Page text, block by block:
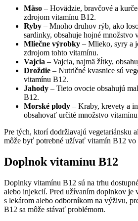
Mäso – Hovädzie, bravčové a
zdrojom vitamínu B12.
Ryby – Mnoho druhov rýb, ako
sardinky, obsahuje hojné množstvo
Mliečne výrobky – Mlieko, syry a
zdrojom tohto vitamínu.
Vajcia – Vajcia, najmä žĺtky,
Droždie – Nutričné kvasnice sú
vitamínu B12.
Jahody – Tieto ovocie obsahujú
B12.
Morské plody – Kraby, krevety a
obsahovať určité množstvo
Pre tých, ktorí dodržiavajú vegetariánsku
môže byť potrebné užívať vitamín B12 vo
Doplnok vitamínu B12
Doplnky vitamínu B12 sú na trhu
alebo injekcií. Pred užívaním doplnkov je
s lekárom alebo odborníkom na výživu,
B12 sa môže stávať problémom.